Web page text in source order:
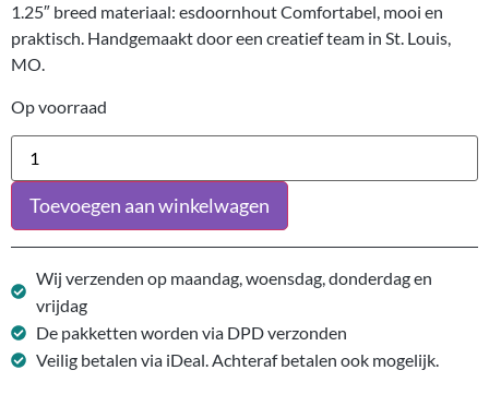
1.25″ breed materiaal: esdoornhout Comfortabel, mooi en
praktisch. Handgemaakt door een creatief team in St. Louis,
MO.
Op voorraad
Toevoegen aan winkelwagen
Wij verzenden op maandag, woensdag, donderdag en
vrijdag
De pakketten worden via DPD verzonden
Veilig betalen via iDeal. Achteraf betalen ook mogelijk.